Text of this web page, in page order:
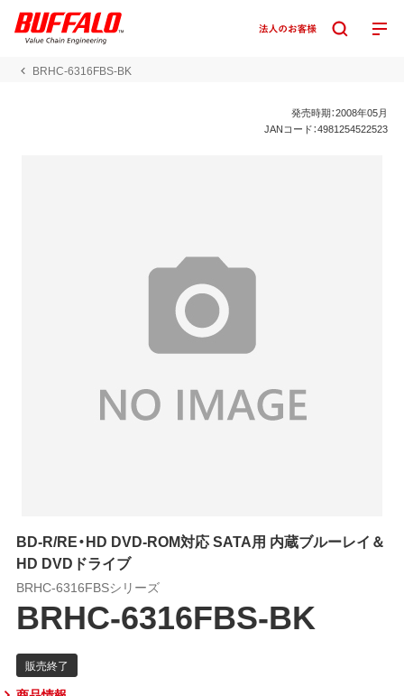
BRHC-6316FBS-BK
発売時期：2008年05月
JANコード：4981254522523
BD-R/RE・HD DVD-ROM対応 SATA用 内蔵ブルーレイ＆
HD DVDドライブ
BRHC-6316FBSシリーズ
BRHC-6316FBS-BK